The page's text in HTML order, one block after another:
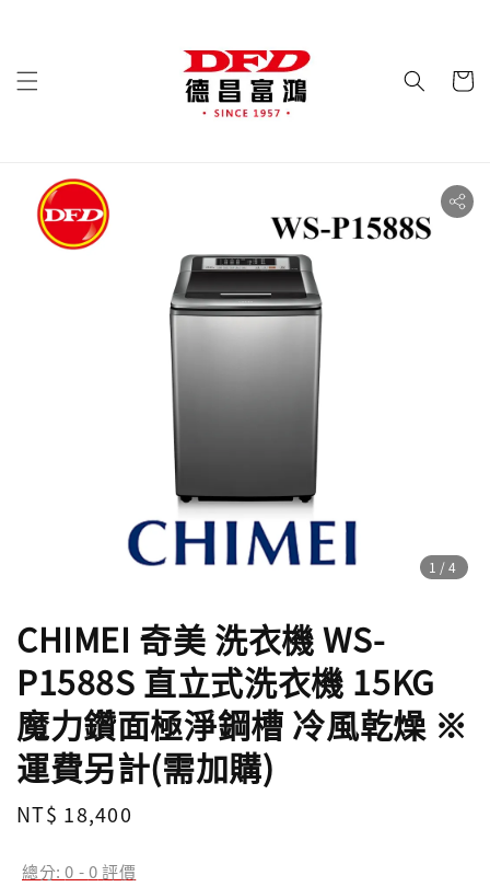
1 /4
CHIMEI 奇美 洗衣機 WS-
P1588S 直立式洗衣機 15KG
魔力鑽面極淨鋼槽 冷風乾燥 ※
運費另計(需加購)
Regular
NT$ 18,400
總分:0 -0評價